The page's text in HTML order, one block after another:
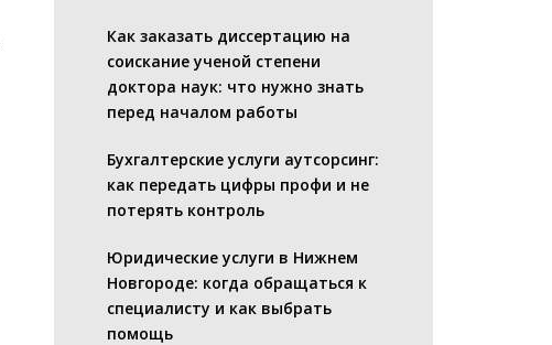
Как заказать диссертацию на
соискание ученой степени
доктора наук: что нужно знать
перед началом работы
Бухгалтерские услуги аутсорсинг:
как передать цифры профи и не
потерять контроль
Юридические услуги в Нижнем
Новгороде: когда обращаться к
специалисту и как выбрать
помощь